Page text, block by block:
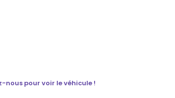
nous pour voir le véhicule !